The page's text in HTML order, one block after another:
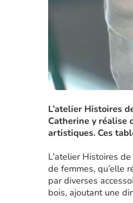
L’atelier Histoires
Catherine y réalise
artistiques. Ces
L’atelier Histoires
de femmes, qu’elle
par diverses
bois, ajoutant une